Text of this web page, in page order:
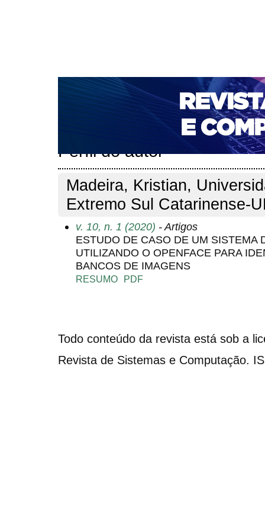
CAPA SOBRE ACESSO CADASTRO
NOTÍCIAS
PORTAL DE REVISTAS DA UNIFACS
PARA AVALIADORES
NOVA SUBMISSÃO
Perfil do autor
Madeira, Kristian,
Extremo Sul Catarinense-
v. 10, n. 1 (2020) - Artigos
ESTUDO DE CASO DE UM SISTEMA
UTILIZANDO O OPENFACE PARA
BANCOS DE IMAGENS
RESUMO PDF
Todo conteúdo da revista está sob a
Revista de Sistemas e Computação.